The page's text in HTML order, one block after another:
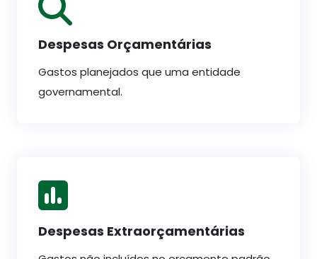
Despesas Orçamentárias
Gastos planejados que uma entidade
governamental.
Despesas Extraorçamentárias